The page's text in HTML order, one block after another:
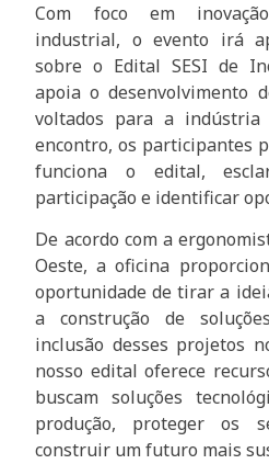
Com foco em
industrial, o evento irá
sobre o Edital SESI de
apoia o desenvolvimento
voltados para a
encontro, os participantes
funciona o edital,
participação e identificar
De acordo com a
Oeste, a oficina
oportunidade de tirar a
a construção de
inclusão desses projetos
nosso edital oferece
buscam soluções
produção, proteger os
construir um futuro mais